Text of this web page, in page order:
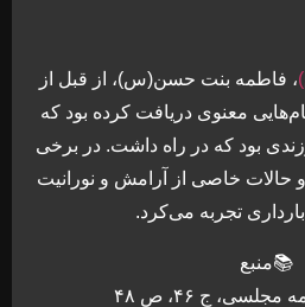
، فاطمه بنت حسن(س)، از قبل از
معنوی دریافت کرده بود که
بود که در راه داشت. در برخی
حالات خاصی از آرامش و نورانیت
تجربه می‌کرد.
📚منبع
مجلسی، ج ۴۶، ص ۴۸